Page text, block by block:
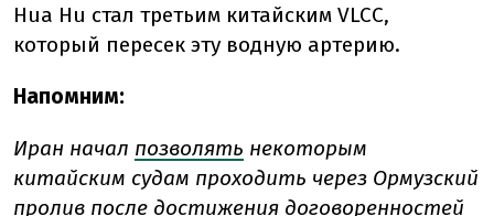
Hua Hu стал третьим китайским VLCC,
который пересек эту водную артерию.
Напомним:
Иран начал позволять некоторым
китайским судам проходить через Ормузский
пролив после достижения договоренностей